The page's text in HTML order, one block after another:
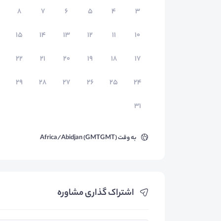
۳
۴ ۵ ۶ ۷ ۸
۱۰
۱۱ ۱۲ ۱۳ ۱۴ ۱۵
۱۷
۱۸ ۱۹ ۲۰ ۲۱ ۲۲
۲۴
۲۵ ۲۶ ۲۷ ۲۸ ۲۹
۳۱
به وقتAfrica/Abidjan (GMTGMT)
اشتراک گذاری مشاوره